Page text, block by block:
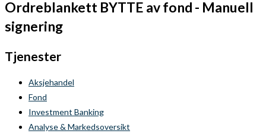
Ordreblankett BYTTE av fond - Manuell
signering
Tjenester
Aksjehandel
Fond
Investment Banking
Analyse & Markedsoversikt